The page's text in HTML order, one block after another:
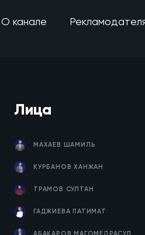
О канале
Лица
МАХАЕВ ШАМИЛЬ
КУРБАНОВ ХАНЖАН
ТРАМОВ СУЛТАН
ГАДЖИЕВА ПАТИМАТ